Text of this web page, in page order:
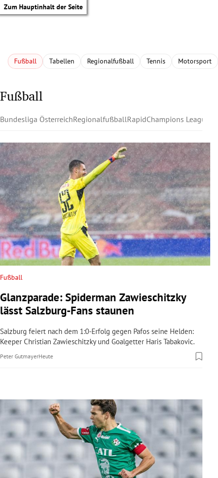
Zum Hauptinhalt der Seite
Untermenü
Untermenü
Untermenü
Untermenü
Untermenü
Untermenü
Untermenü
Fußball Tabellen Regionalfußball Tennis Motorsport
Fußball
Bundesliga ÖsterreichRegionalfußballRapidChampions League
Fußball
Glanzparade: Spiderman Zawieschitzky
lässt Salzburg-Fans staunen
Salzburg feiert nach dem 1:0-Erfolg gegen Pafos seine Helden:
Keeper Christian Zawieschitzky und Goalgetter Haris Tabakovic.
Peter GutmayerHeute